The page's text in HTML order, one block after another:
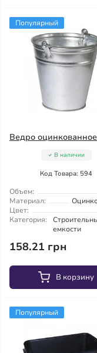
Популярный
Ведро
В наличии
Код Товара: 594
Объем:
Материал:
Цвет:
Категория:
емкости
158.21 грн
В корзину
Популярный